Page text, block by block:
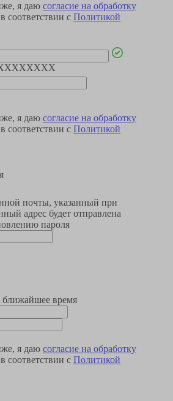
я даю согласие на обработку
в соответствии с Политикой
я даю согласие на обработку
в соответствии с Политикой
почты, указанный при
адрес будет отправлена
пароля
время
я даю согласие на обработку
в соответствии с Политикой